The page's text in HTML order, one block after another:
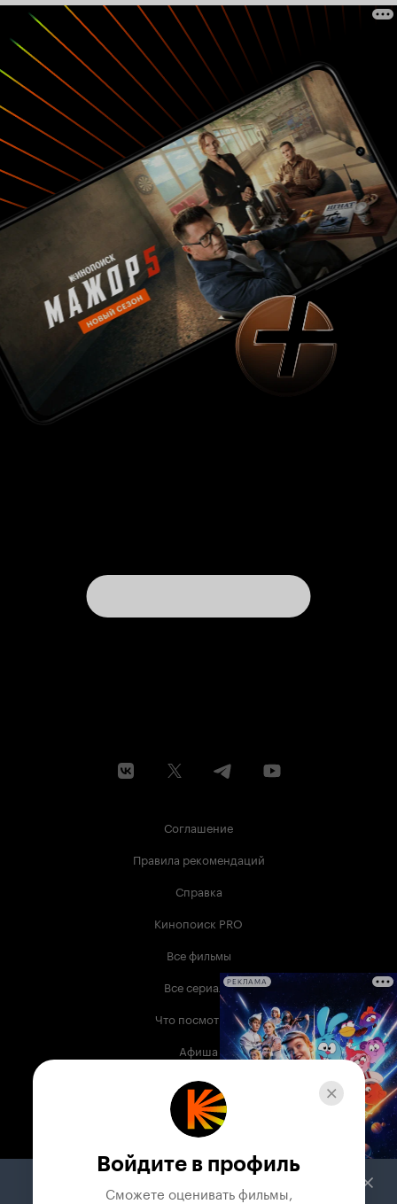
Соглашение
Правила рекомендаций
Справка
Кинопоиск PRO
Все фильмы
Все сериалы
Что посмотреть
Афиша
Музыка
Телепрограмма
Служба поддержки
РЕКЛАМА
Войдите в профиль
Сможете оценивать фильмы,